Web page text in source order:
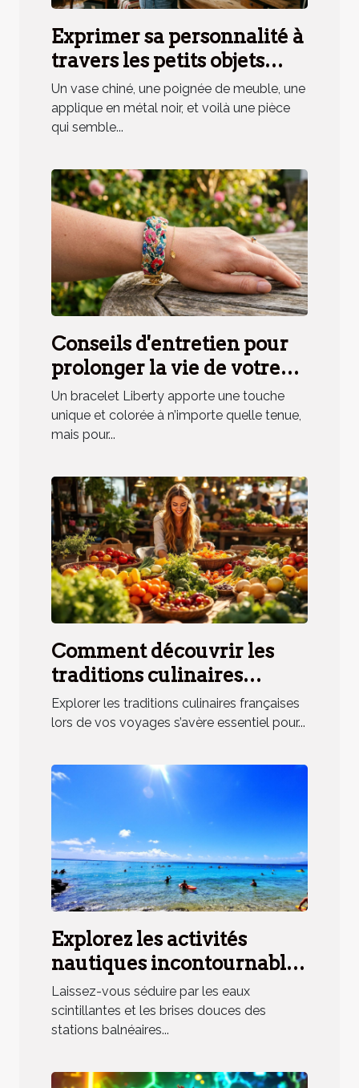
Exprimer sa personnalité à
travers les petits objets
déco, mythe ou réalité ?
Un vase chiné, une poignée de meuble, une
applique en métal noir, et voilà une pièce
qui semble...
Conseils d'entretien pour
prolonger la vie de votre
bracelet Liberty
Un bracelet Liberty apporte une touche
unique et colorée à n’importe quelle tenue,
mais pour...
Comment découvrir les
traditions culinaires
françaises lors de vos
voyages ?
Explorer les traditions culinaires françaises
lors de vos voyages s’avère essentiel pour...
Explorez les activités
nautiques incontournables
en station balnéaire
méridionale
Laissez-vous séduire par les eaux
scintillantes et les brises douces des
stations balnéaires...